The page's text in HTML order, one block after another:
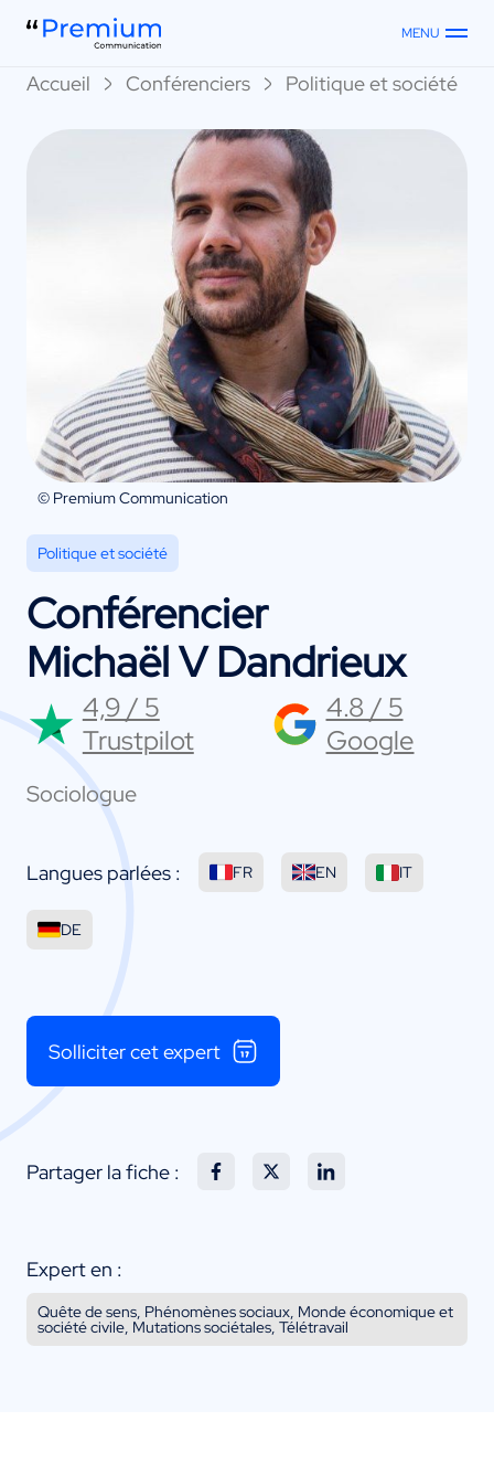
MENU
Accueil Conférenciers Politique et société
© Premium Communication
Politique et société
Conférencier
Michaël V Dandrieux
4,9 / 5
Trustpilot
4.8 / 5
Google
Sociologue
Langues parlées : FR EN IT
DE
Solliciter cet expert
Partager la fiche :
Expert en :
Quête de sens, Phénomènes sociaux, Monde économique et
société civile, Mutations sociétales, Télétravail